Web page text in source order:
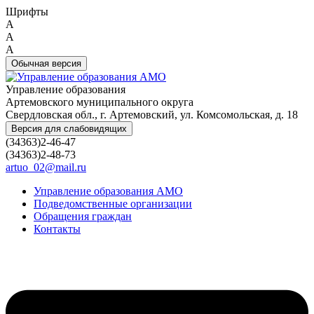
Шрифты
A
A
A
Обычная версия
Управление образования
Артемовского муниципального округа
Свердловская обл., г. Артемовский, ул. Комсомольская, д. 18
Версия для слабовидящих
(34363)2-46-47
(34363)2-48-73
artuo_02@mail.ru
Управление образования АМО
Подведомственные организации
Обращения граждан
Контакты